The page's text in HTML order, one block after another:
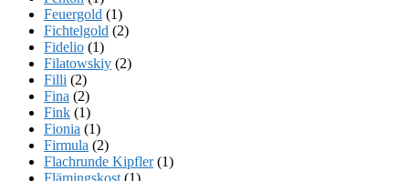
Feuergold (1)
Fichtelgold (2)
Fidelio (1)
Filatowskiy (2)
Filli (2)
Fina (2)
Fink (1)
Fionia (1)
Firmula (2)
Flachrunde Kipfler(1)
Flämingskost (1)